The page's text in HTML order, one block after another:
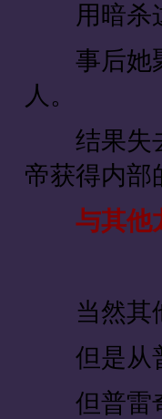
用暗杀这
事后她聚
人。
结果失去
帝获得内部
与其他
当然其他
但是从普
但普雷奇